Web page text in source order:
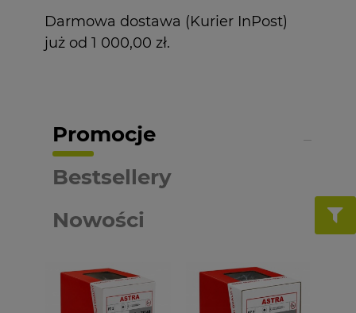
Darmowa dostawa (Kurier InPost)
już od 1 000,00 zł.
Promocje
Nowości
Bestsellery